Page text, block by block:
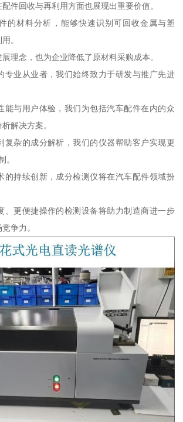
件回收与再利用方面也展现出重要价值。
的材料分析，能够快速识别可回收金属与塑
。
理念，也为企业降低了原材料采购成本。
专业从业者，我们始终致力于研发与推广先进
能与用户体验，我们为包括汽车配件在内的众
解决方案。
复杂的成分解析，我们的仪器帮助客户实现更
。
的持续创新，成分检测仪将在汽车配件领域扮
、更便捷操作的检测设备将助力制造商进一步
争力。